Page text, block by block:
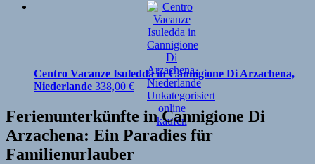
Centro Vacanze Isuledda in Cannigione Di Arzachena,
Niederlande 338,00 €
Ferienunterkünfte in Cannigione Di
Arzachena: Ein Paradies für
Familienurlauber